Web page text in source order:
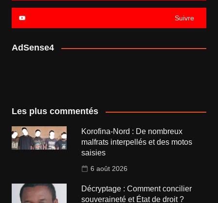
Suivre
AdSense4
Les plus commentés
Korofina-Nord : De nombreux
malfrats interpellés et des motos
saisies
6 août 2026
Décryptage : Comment concilier
souveraineté et État de droit ?